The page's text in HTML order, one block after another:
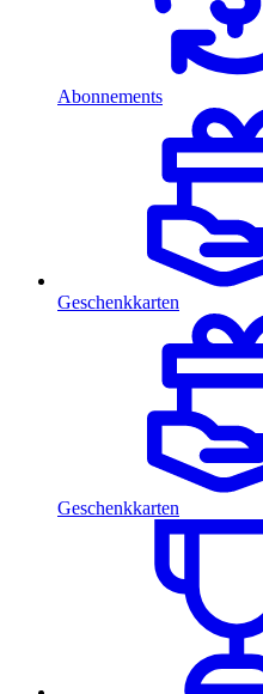
Abonnements
Geschenkkarten
Geschenkkarten